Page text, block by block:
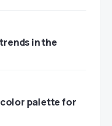
in the
palette for